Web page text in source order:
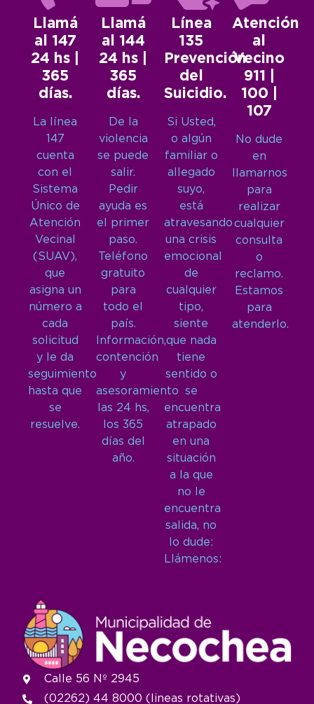
Llamá
al 147
24 hs |
365
días.
La línea
147
cuenta
con el
Sistema
Único de
Atención
Vecinal
(SUAV),
que
asigna un
número a
cada
solicitud
y le da
seguimiento
hasta que
se
resuelve.
Llamá
al 144
24 hs |
365
días.
De la
violencia
se puede
salir.
Pedir
ayuda es
el primer
paso.
Teléfono
gratuito
para
todo el
país.
Información,
contención
y
asesoramiento
las 24 hs,
los 365
días del
año.
Línea
135
Prevención
del
Suicidio.
Si Usted,
o algún
familiar o
allegado
suyo,
está
atravesando
una crisis
emocional
de
cualquier
tipo,
siente
que nada
tiene
sentido o
se
encuentra
atrapado
en una
situación
a la que
no le
encuentra
salida, no
lo dude:
Llámenos:
Atención
al
Vecino
911 |
100 |
107
No dude
en
llamarnos
para
realizar
cualquier
consulta
o
reclamo.
Estamos
para
atenderlo.
Calle 56 Nº 2945
(02262) 44 8000 (lineas rotativas)